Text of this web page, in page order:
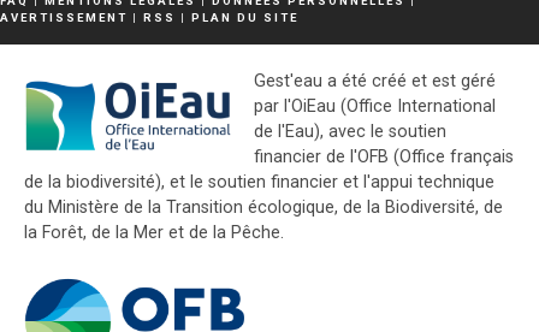
AVERTISSEMENT | RSS | PLAN DU SITE
Gest'eau a été créé et est géré
par l'OiEau (Office International
de l'Eau), avec le soutien
financier de l'OFB (Office français
de la biodiversité), et le soutien financier et l'appui technique
du Ministère de la Transition écologique, de la Biodiversité, de
la Forêt, de la Mer et de la Pêche.